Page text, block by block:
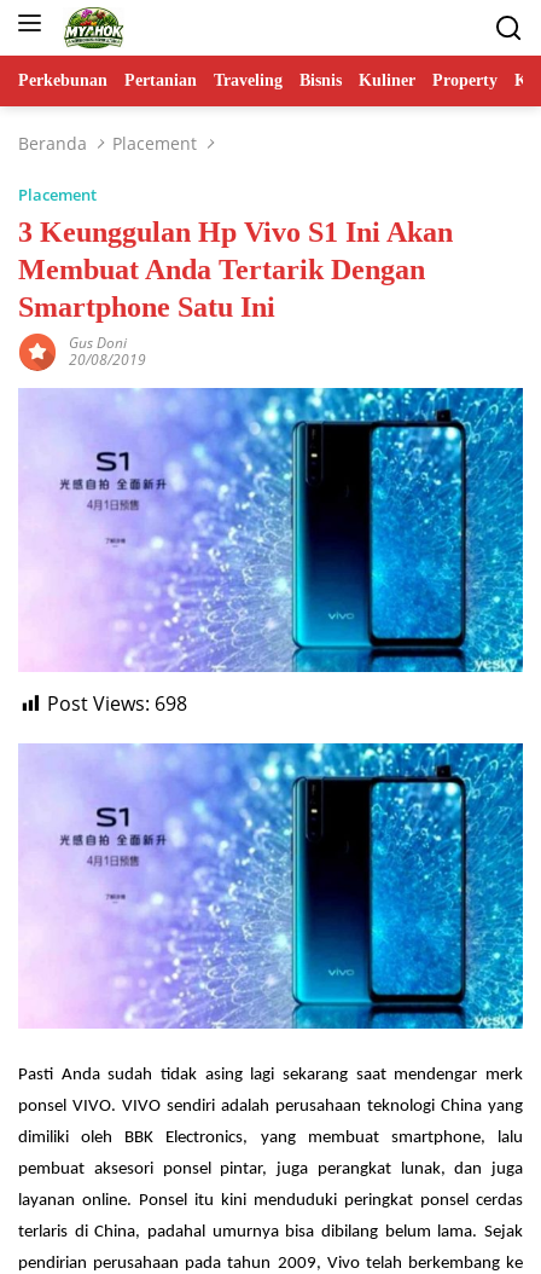
Langsung
Perkebunan Pertanian Traveling Bisnis Kuliner Property
Beranda Placement
Placement
3 Keunggulan Hp Vivo S1 Ini Akan
Membuat Anda Tertarik Dengan
Smartphone Satu Ini
Gus Doni
20/08/2019
Post Views: 698
Pasti Anda sudah tidak asing lagi sekarang saat mendengar merk
ponsel VIVO. VIVO sendiri adalah perusahaan teknologi China yang
dimiliki oleh BBK Electronics, yang membuat smartphone, lalu
pembuat aksesori ponsel pintar, juga perangkat lunak, dan juga
layanan online. Ponsel itu kini menduduki peringkat ponsel cerdas
terlaris di China, padahal umurnya bisa dibilang belum lama. Sejak
pendirian perusahaan pada tahun 2009, Vivo telah berkembang ke